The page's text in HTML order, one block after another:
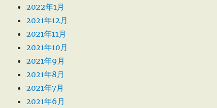
2022年1月
2021年12月
2021年11月
2021年10月
2021年9月
2021年8月
2021年7月
2021年6月